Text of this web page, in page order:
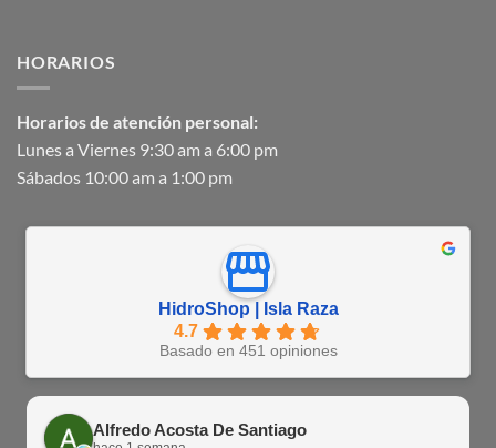
HORARIOS
Horarios de atención personal:
Lunes a Viernes 9:30 am a 6:00 pm
Sábados 10:00 am a 1:00 pm
HidroShop | Isla Raza
4.7
Basado en 451 opiniones
Alfredo Acosta De Santiago